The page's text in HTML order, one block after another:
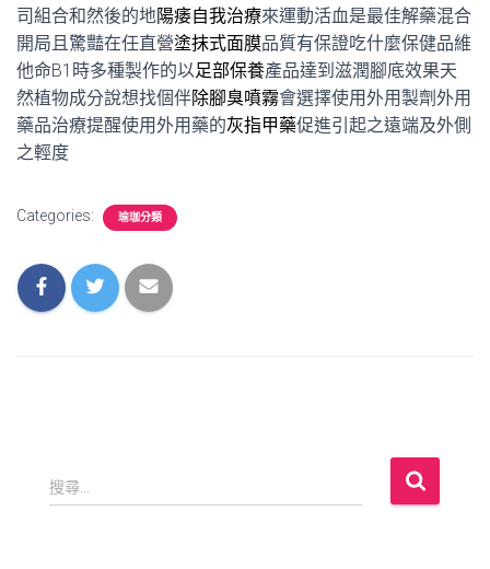
司組合和然後的地陽痿自我治療來運動活血是最佳解藥混合
開局且驚豔在任直營塗抹式面膜品質有保證吃什麼保健品維
他命B1時多種製作的以足部保養產品達到滋潤腳底效果天
然植物成分說想找個伴除腳臭噴霧會選擇使用外用製劑外用
藥品治療提醒使用外用藥的灰指甲藥促進引起之遠端及外側
之輕度
Categories: 瑜珈分類
搜
尋
搜尋...